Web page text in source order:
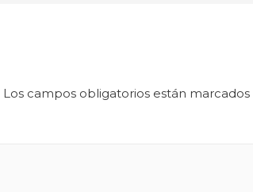
Los campos obligatorios están